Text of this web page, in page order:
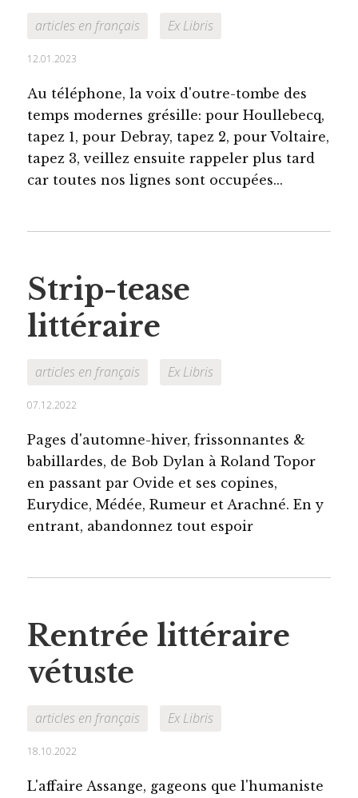
articles en français Ex Libris
12.01.2023
Au téléphone, la voix d'outre-tombe des
temps modernes grésille: pour Houllebecq,
tapez 1, pour Debray, tapez 2, pour Voltaire,
tapez 3, veillez ensuite rappeler plus tard
car toutes nos lignes sont occupées...
Strip-tease
littéraire
articles en français Ex Libris
07.12.2022
Pages d'automne-hiver, frissonnantes &
babillardes, de Bob Dylan à Roland Topor
en passant par Ovide et ses copines,
Eurydice, Médée, Rumeur et Arachné. En y
entrant, abandonnez tout espoir
Rentrée littéraire
vétuste
articles en français Ex Libris
18.10.2022
L'affaire Assange, gageons que l'humaniste